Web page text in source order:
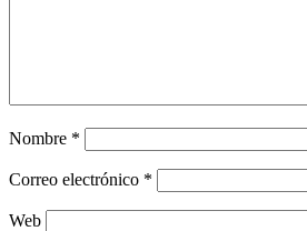
Nombre *
Correo electrónico *
Web